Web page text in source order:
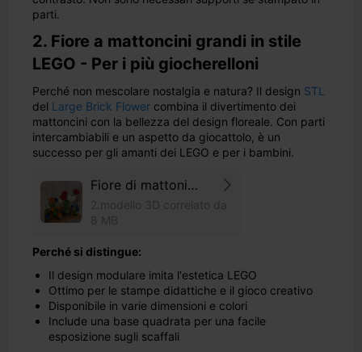
parti.
2. Fiore a mattoncini grandi in stile
LEGO - Per i più giocherelloni
Perché non mescolare nostalgia e natura? Il design STL
del Large Brick Flower combina il divertimento dei
mattoncini con la bellezza del design floreale. Con parti
intercambiabili e un aspetto da giocattolo, è un
successo per gli amanti dei LEGO e per i bambini.
Fiore di mattoni
grande (versione
alternativa)
2.modello 3D correlato da
8 MB
Perché si distingue:
Il design modulare imita l'estetica LEGO
Ottimo per le stampe didattiche e il gioco creativo
Disponibile in varie dimensioni e colori
Include una base quadrata per una facile
esposizione sugli scaffali